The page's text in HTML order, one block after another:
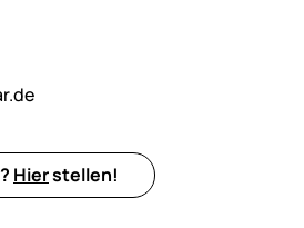
Hierstellen!